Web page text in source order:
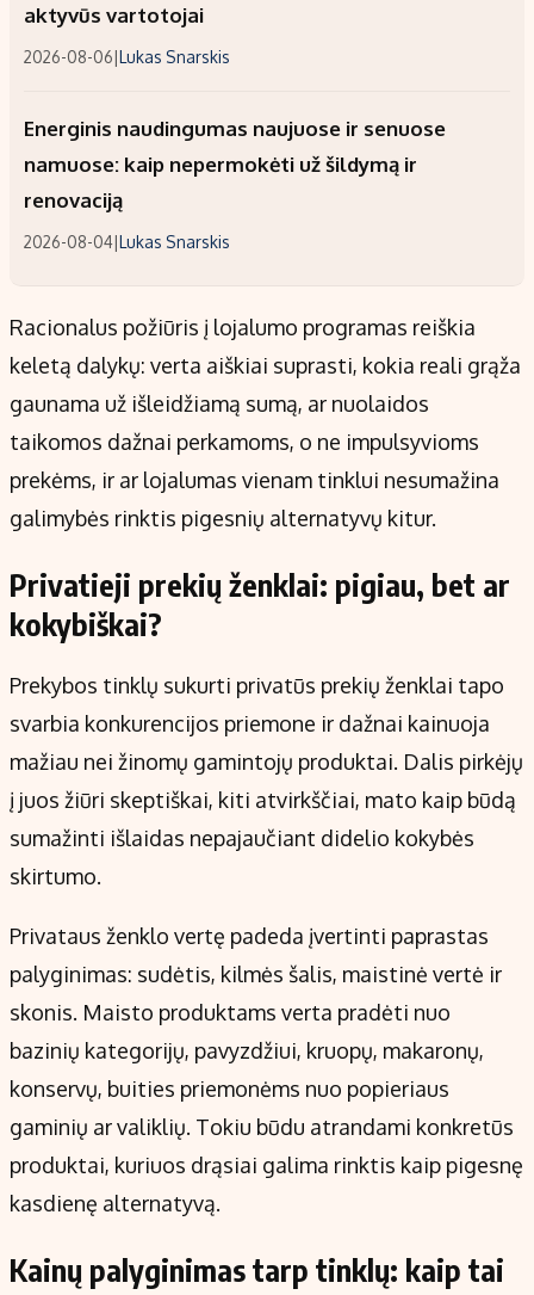
aktyvūs vartotojai
2026-08-06|Lukas Snarskis
Energinis naudingumas naujuose ir senuose
namuose: kaip nepermokėti už šildymą ir
renovaciją
2026-08-04|Lukas Snarskis
Racionalus požiūris į lojalumo programas reiškia
keletą dalykų: verta aiškiai suprasti, kokia reali grąža
gaunama už išleidžiamą sumą, ar nuolaidos
taikomos dažnai perkamoms, o ne impulsyvioms
prekėms, ir ar lojalumas vienam tinklui nesumažina
galimybės rinktis pigesnių alternatyvų kitur.
Privatieji prekių ženklai: pigiau, bet ar
kokybiškai?
Prekybos tinklų sukurti privatūs prekių ženklai tapo
svarbia konkurencijos priemone ir dažnai kainuoja
mažiau nei žinomų gamintojų produktai. Dalis pirkėjų
į juos žiūri skeptiškai, kiti atvirkščiai, mato kaip būdą
sumažinti išlaidas nepajaučiant didelio kokybės
skirtumo.
Privataus ženklo vertę padeda įvertinti paprastas
palyginimas: sudėtis, kilmės šalis, maistinė vertė ir
skonis. Maisto produktams verta pradėti nuo
bazinių kategorijų, pavyzdžiui, kruopų, makaronų,
konservų, buities priemonėms nuo popieriaus
gaminių ar valiklių. Tokiu būdu atrandami konkretūs
produktai, kuriuos drąsiai galima rinktis kaip pigesnę
kasdienę alternatyvą.
Kainų palyginimas tarp tinklų: kaip tai